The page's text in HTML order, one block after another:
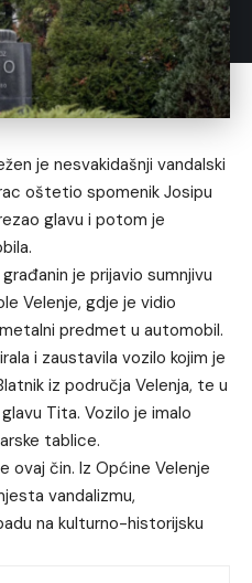
je nesvakidašnji vandalski
oštetio spomenik Josipu
glavu i potom je
je prijavio sumnjivu
Velenje, gdje je vidio
predmet u automobil.
i zaustavila vozilo kojim je
iz područja Velenja, te u
Tita. Vozilo je imalo
tablice.
ovaj čin. Iz Općine Velenje
vandalizmu,
na kulturno-historijsku